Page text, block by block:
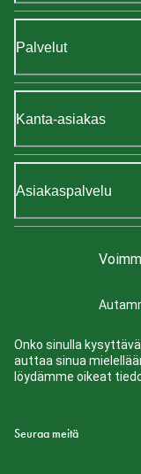
Palvelut
Kanta-asiakas
Asiakaspalvelu
Onko sinulla
auttaa sinua
löydämme oikeat
Seuraa meitä